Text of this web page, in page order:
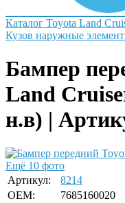
Каталог Toyota Land
Кузов наружные
Бампер
Land
н.в) |
Ещё 10 фото
Артикул:
8214
OEM:
7685160020